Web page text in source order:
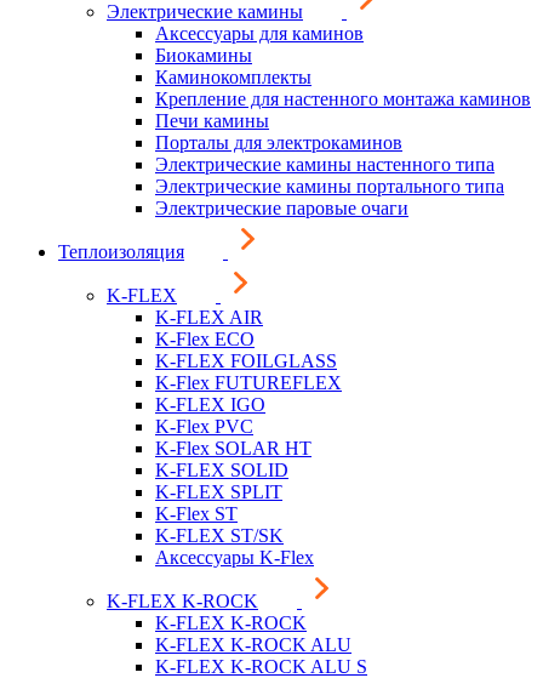
Электрические камины
Аксессуары для каминов
Биокамины
Каминокомплекты
Крепление для настенного монтажа каминов
Печи камины
Порталы для электрокаминов
Электрические камины настенного типа
Электрические камины портального типа
Электрические паровые очаги
Теплоизоляция
K-FLEX
K-FLEX AIR
K-Flex ECO
K-FLEX FOILGLASS
K-Flex FUTUREFLEX
K-FLEX IGO
K-Flex PVC
K-Flex SOLAR HT
K-FLEX SOLID
K-FLEX SPLIT
K-Flex ST
K-FLEX ST/SK
Аксессуары K-Flex
K-FLEX K-ROCK
K-FLEX K-ROCK
K-FLEX K-ROCK ALU
K-FLEX K-ROCK ALU S